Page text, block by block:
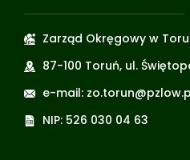
Zarząd Okręgowy w
87-100 Toruń, ul.
e-mail:
NIP: 526 030 04 63